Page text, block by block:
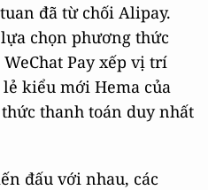
đã từ chối Alipay.
chọn phương thức
Pay xếp vị trí
kiểu mới Hema của
thanh toán duy nhất
đấu với nhau, các